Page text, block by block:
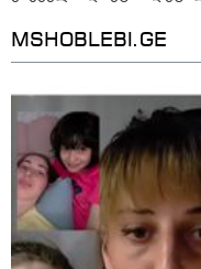
მოზაიკა
MSHOBLEBI.GE